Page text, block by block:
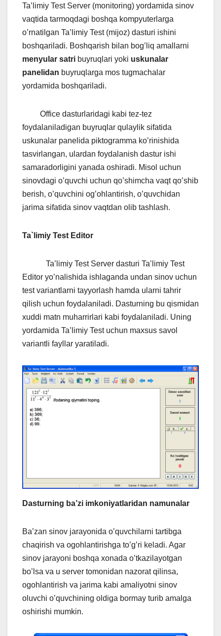
Ta’limiy Test Server (monitoring) yordamida sinov
vaqtida tarmoqdagi boshqa kompyuterlarga
o’rnatilgan Ta’limiy Test (mijoz) dasturi ishini
boshqariladi. Boshqarish bilan bog’liq amallarni
menyular satri buyruqlari yoki uskunalar
panelidan buyruqlarga mos tugmachalar
yordamida boshqariladi.
Office dasturlaridagi kabi tez-tez
foydalaniladigan buyruqlar qulaylik sifatida
uskunalar panelida piktogramma ko’rinishida
tasvirlangan, ulardan foydalanish dastur ishi
samaradorligini yanada oshiradi. Misol uchun
sinovdagi o’quvchi uchun qo’shimcha vaqt qo’shib
berish, o’quvchini og’ohlantirish, o’quvchidan
jarima sifatida sinov vaqtdan olib tashlash.
Ta`limiy Test Editor
Ta’limiy Test Server dasturi Ta’limiy Test
Editor yo’nalishida ishlaganda undan sinov uchun
test variantlarni tayyorlash hamda ularni tahrir
qilish uchun foydalaniladi. Dasturning bu qismidan
xuddi matn muharrirlari kabi foydalaniladi. Uning
yordamida Ta’limiy Test uchun maxsus savol
variantli fayllar yaratiladi.
Dasturning ba’zi imkoniyatlaridan namunalar
Ba’zan sinov jarayonida o’quvchilarni tartibga
chaqirish va ogohlantirishga to’g’ri keladi. Agar
sinov jarayoni boshqa xonada o’tkazilayotgan
bo’lsa va u server tomonidan nazorat qilinsa,
ogohlantirish va jarima kabi amaliyotni sinov
oluvchi o’quvchining oldiga bormay turib amalga
oshirishi mumkin.